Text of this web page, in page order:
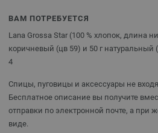
ВАМ ПОТРЕБУЕТСЯ
Lana Grossa Star (100 % хлопок, длина
коричневый (цв 59) и 50 г
4
Спицы, пуговицы и аксессуары не
Бесплатное описание вы получите
отправки по электронной почте, а при
виде.